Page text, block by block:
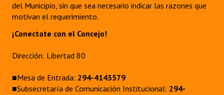
del Municipio, sin que sea necesario indicar las razones que
motivan el requerimiento.
¡Conectate con el Concejo!
Dirección: Libertad 80
■Mesa de Entrada: 294-4143579
■Subsecretaría de Comunicación Institucional: 294-